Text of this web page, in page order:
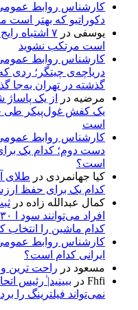
کارشناس روابط
دکوراتیو که بهتر است
یوسفی در
۷ اشتباه
است مرتکب نشوید
کارشناس روابط
دریاچه‌ی چیتگر؛ ردی
گذشته در تهران به‌جا
مرضیه در
از یک پاساژ
یک کفش غول‌پیکر طی
است
کارشناس روابط
دست دوم؛ کدام یک
است؟
کیا جهانمردی در طلای
کدام یک برای حفظ
کمال عبدالله زاده در
کدام ماشین را
کارشناس روابط
ایرانی کدام است؟
مسعود در راحت ترین
Fhfi در ببینید| ٰرئیس
نمی‌تواند فیلترینگ را